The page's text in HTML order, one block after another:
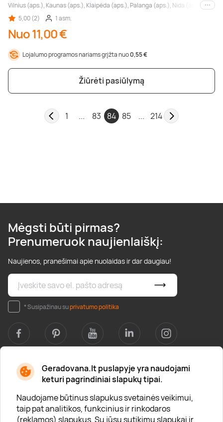
Geradovana.lt puslapyje yra naudojami
keturi pagrindiniai slapukų tipai.
Naudojame būtinus slapukus svetainės veikimui,
taip pat analitikos, funkcinius ir rinkodaros
(reklamos) slapukus. Su jūsų sutikimu slapukai ir
Vilnius (aps.), Kaunas (aps.), Klaipėda (aps.), Palanga (aps.), Nida (aps.), Kiti
5,00 (2)
1 asm.
Nuo 11,00 €
Lojalumo programos nariams grįžta nuo0,55 €
Žiūrėti pasiūlymą
1 ... 83 84 85 ... 214
Mėgsti būti pirmas?
Prenumeruok naujienlaiškį:
Naujienos, pranešimai apie nuolaidas ir dar daugiau!
* Susipažinau suprivatumo politika
Apie mus
Apie „Gera Dovana“
Lojalumo klubas